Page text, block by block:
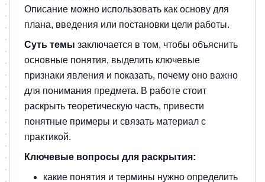
Описание можно использовать как основу для
плана, введения или постановки цели работы.
Суть темы заключается в том, чтобы объяснить
основные понятия, выделить ключевые
признаки явления и показать, почему оно важно
для понимания предмета. В работе стоит
раскрыть теоретическую часть, привести
понятные примеры и связать материал с
практикой.
Ключевые вопросы для раскрытия:
какие понятия и термины нужно определить